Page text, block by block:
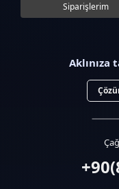
Siparişlerim
Aklınıza